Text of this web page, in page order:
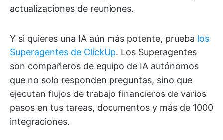
actualizaciones de reuniones.
Y si quieres una IA aún más potente, prueba los
Superagentes de ClickUp. Los Superagentes
son compañeros de equipo de IA autónomos
que no solo responden preguntas, sino que
ejecutan flujos de trabajo financieros de varios
pasos en tus tareas, documentos y más de 1000
integraciones.